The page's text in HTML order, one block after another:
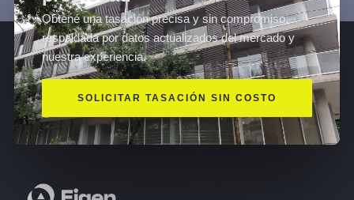
Obtené una tasación precisa y sin compromiso,
respaldada por datos actualizados del mercado y
nuestra experiencia.
SOLICITAR TASACIÓN SIN COSTO